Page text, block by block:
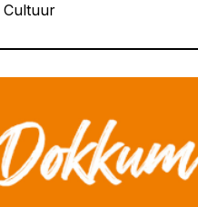
Cultuur